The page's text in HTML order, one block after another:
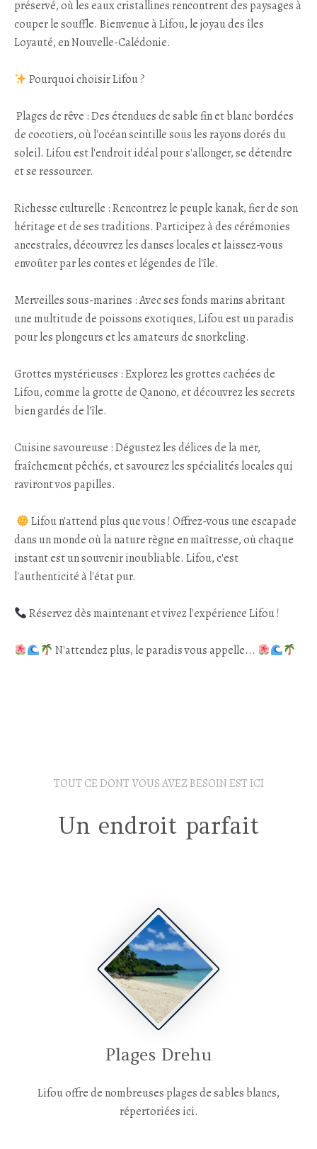
préservé, où les eaux cristallines rencontrent des paysages à
couper le souffle. Bienvenue à Lifou, le joyau des îles
Loyauté, en Nouvelle-Calédonie.
Pourquoi choisir Lifou ?
Plages de rêve : Des étendues de sable fin et blanc bordées
de cocotiers, où l'océan scintille sous les rayons dorés du
soleil. Lifou est l'endroit idéal pour s'allonger, se détendre
et se ressourcer.
Richesse culturelle : Rencontrez le peuple kanak, fier de son
héritage et de ses traditions. Participez à des cérémonies
ancestrales, découvrez les danses locales et laissez-vous
envoûter par les contes et légendes de l'île.
Merveilles sous-marines : Avec ses fonds marins abritant
une multitude de poissons exotiques, Lifou est un paradis
pour les plongeurs et les amateurs de snorkeling.
Grottes mystérieuses : Explorez les grottes cachées de
Lifou, comme la grotte de Qanono, et découvrez les secrets
bien gardés de l'île.
Cuisine savoureuse : Dégustez les délices de la mer,
fraîchement pêchés, et savourez les spécialités locales qui
raviront vos papilles.
Lifou n'attend plus que vous ! Offrez-vous une escapade
dans un monde où la nature règne en maîtresse, où chaque
instant est un souvenir inoubliable. Lifou, c'est
l'authenticité à l'état pur.
Réservez dès maintenant et vivez l'expérience Lifou !
N'attendez plus, le paradis vous appelle...
TOUT CE DONT VOUS AVEZ BESOIN EST ICI
Un endroit parfait
Plages Drehu
Lifou offre de nombreuses plages de sables blancs,
répertoriées ici.